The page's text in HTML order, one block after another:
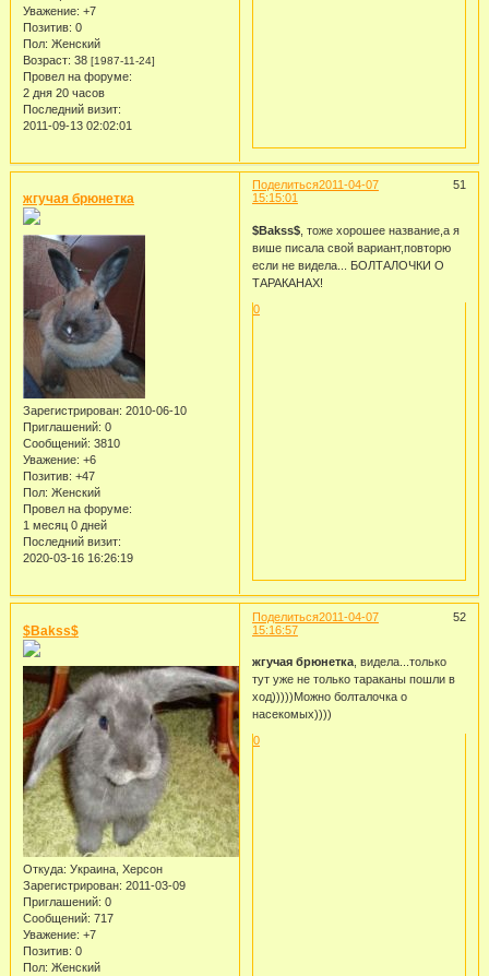
Уважение: +7
Позитив: 0
Пол: Женский
Возраст: 38 [1987-11-24]
Провел на форуме:
2 дня 20 часов
Последний визит:
2011-09-13 02:02:01
Поделиться 51
2011-04-07
15:15:01
жгучая брюнетка
Зарегистрирован: 2010-06-10
Приглашений: 0
Сообщений: 3810
Уважение: +6
Позитив: +47
Пол: Женский
Провел на форуме:
1 месяц 0 дней
Последний визит:
2020-03-16 16:26:19
$Bakss$, тоже хорошее название,а я
више писала свой вариант,повторю
если не видела... БОЛТАЛОЧКИ О
ТАРАКАНАХ!
0
Поделиться 52
2011-04-07
15:16:57
$Bakss$
Откуда: Украина, Херсон
Зарегистрирован: 2011-03-09
Приглашений: 0
Сообщений: 717
Уважение: +7
Позитив: 0
Пол: Женский
жгучая брюнетка, видела...только
тут уже не только тараканы пошли в
ход)))))Можно болталочка о
насекомых))))
0